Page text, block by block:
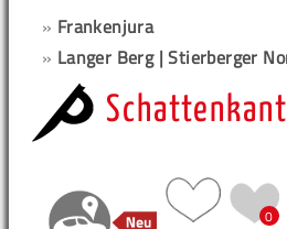
» Frankenjura
» Langer Berg | Stierberger
0